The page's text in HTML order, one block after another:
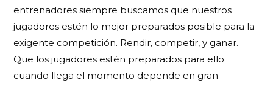
entrenadores siempre buscamos que nuestros
jugadores estén lo mejor preparados posible para la
exigente competición. Rendir, competir, y ganar.
Que los jugadores estén preparados para ello
cuando llega el momento depende en gran